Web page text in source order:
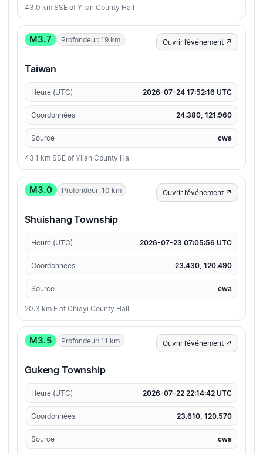
43.0 km SSE of Yilan County Hall
M3.7 Profondeur: 19 km Ouvrir l’événement ↗
Taiwan
Heure (UTC) 2026-07-24 17:52:16 UTC
Coordonnées 24.380, 121.960
Source cwa
43.1 km SSE of Yilan County Hall
M3.0 Profondeur: 10 km Ouvrir l’événement ↗
Shuishang Township
Heure (UTC) 2026-07-23 07:05:56 UTC
Coordonnées 23.430, 120.490
Source cwa
20.3 km E of Chiayi County Hall
M3.5 Profondeur: 11 km Ouvrir l’événement ↗
Gukeng Township
Heure (UTC) 2026-07-22 22:14:42 UTC
Coordonnées 23.610, 120.570
Source cwa